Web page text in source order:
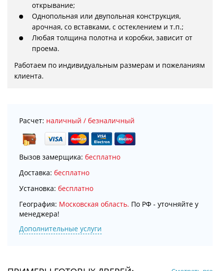
открывание;
Однопольная или двупольная конструкция,
арочная, со вставками, с остеклением и т.п.;
Любая толщина полотна и коробки, зависит от
проема.
Работаем по индивидуальным размерам и пожеланиям
клиента.
Расчет: наличный / безналичный
Вызов замерщика: бесплатно
Доставка: бесплатно
Установка: бесплатно
География: Московская область. По РФ - уточняйте у
менеджера!
Дополнительные услуги